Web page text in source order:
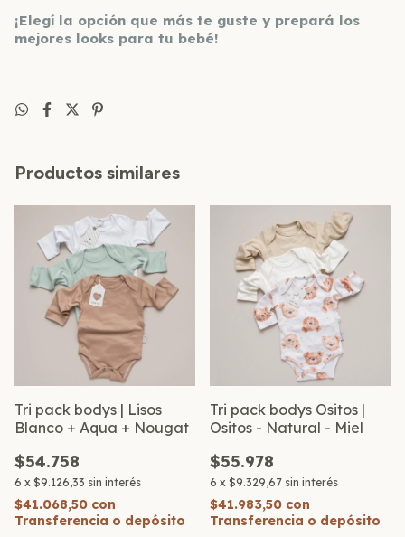
¡Elegí la opción que más te guste y prepará los
mejores looks para tu bebé!
Productos similares
Tri pack bodys | Lisos
Blanco + Aqua + Nougat
$54.758
6 x $9.126,33 sin interés
$41.068,50 con
Transferencia o depósito
Tri pack bodys Ositos |
Ositos - Natural - Miel
$55.978
6 x $9.329,67 sin interés
$41.983,50 con
Transferencia o depósito